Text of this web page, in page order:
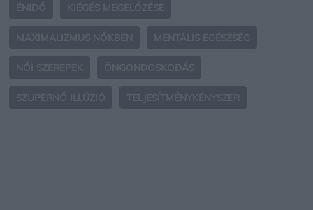
ÉNIDŐ KIÉGÉS MEGELŐZÉSE
MAXIMALIZMUS NŐKBEN MENTÁLIS EGÉSZSÉG
NŐI SZEREPEK ÖNGONDOSKODÁS
SZUPERNŐ ILLÚZIÓ TELJESÍTMÉNYKÉNYSZER